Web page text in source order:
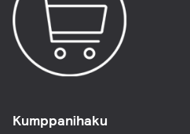
Kumppanihaku